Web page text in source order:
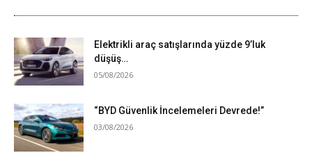
Elektrikli araç satışlarında yüzde 9’luk
düşüş…
05/08/2026
“BYD Güvenlik İncelemeleri Devrede!”
03/08/2026